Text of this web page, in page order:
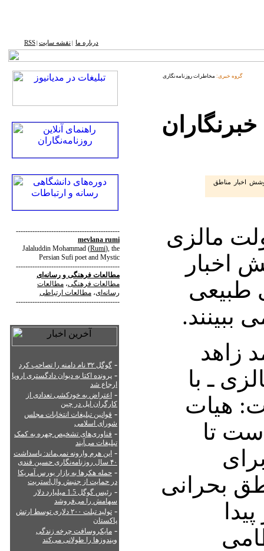
درباره ما نقشه ‌سایت RSS
--------------------------------------------
mevlana rumi
Jalaluddin Mohammad (Rumi), the
Persian Sufi poet and Mystic
--------------------------------------------
مطالعات فرهنگی و رسانه‌ای
مطالعات فرهنگی، مطالعات
رسانه‌ای، مطالعات ارتباطی
--------------------------------------------
- گوگل ۳۲ نام دامنه را تصاحب کرد
- پرونده اکتا به دیوان دادگستری اروپا
ارجاع شد
- اعتراض به خودکشی تعدادی از
کارگران اپل در چین
- قوانین تبلیغات انتخابات مجلس
شورای اسلامی
- فناوری‌های تشخیص چهره به کمک
تبلیغات می‌آیند
- این هرم وارونه نمی‌ماند: پاسداشت
۴۰ سال روزنامه‌نگاری حسین قندی
- حمله هکرها به بازار بورس آمریکا
در حمایت از جنبش وال‌استریت
-
رئیس گوگل 1.5 میلیارد دلار
سهامش را می‌فروشد
-
تولید تبلت ۲۰۰ دلاری توسط ارتش
پاکستان
- مایکروسافت چرخه زندگی
ویندوزها را طولانی می‌کند
گروه خبری: مخاطرات روزنامه‌نگاری
اخبار مناطق
مالزی
اخبار
طبیعی
ببینند.
زاهد
ـ با
هیات
تا
بحرانی